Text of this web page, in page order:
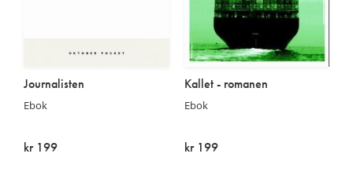
Journalisten
Ebok
kr 199
Kallet - romanen
Ebok
kr 199